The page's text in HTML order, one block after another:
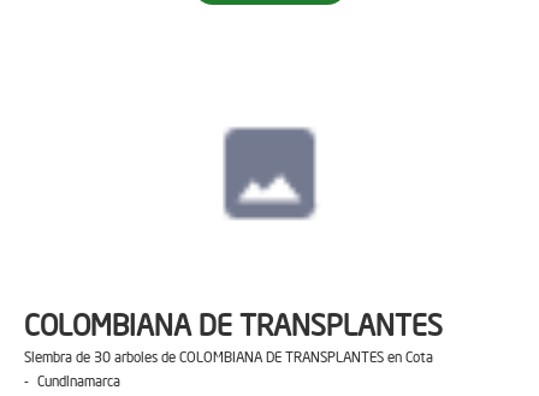
COLOMBIANA DE TRANSPLANTES
Siembra de 30 arboles de COLOMBIANA DE TRANSPLANTES en Cota
- Cundinamarca